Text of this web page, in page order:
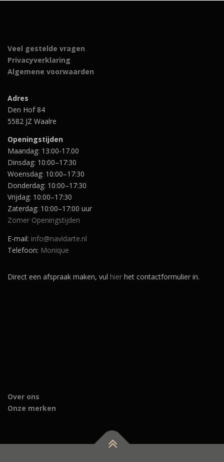
Veel gestelde vragen
Privacyverklaring
Algemene voorwaarden
Adres
Den Hof 84
5582 JZ Waalre
Openingstijden
Maandag: 13:00-17.00
Dinsdag: 10:00–17:30
Woensdag: 10:00–17:30
Donderdag: 10:00–17:30
Vrijdag: 10:00–17:30
Zaterdag: 10:00–17:00 uur
Zomer Openingstijden
E-mail: info@navidarte.nl
Telefoon: Monique
Direct een afspraak maken, vul hier het contactformulier in.
Over ons
Onze merken